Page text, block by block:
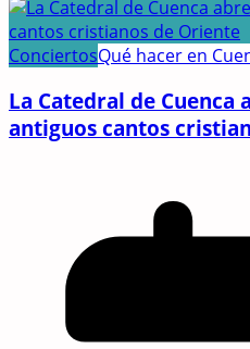
ConciertosQué hacer en
La Catedral de
antiguos cantos